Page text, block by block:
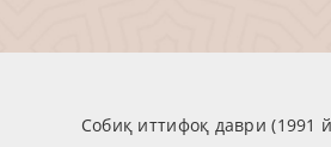
Собиқ иттифоқ даври (1991